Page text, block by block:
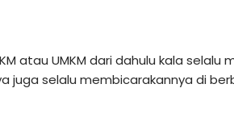
atau UMKM dari dahulu kala
selalu membicarakannya di